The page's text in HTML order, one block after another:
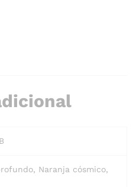
Naranja cósmico,